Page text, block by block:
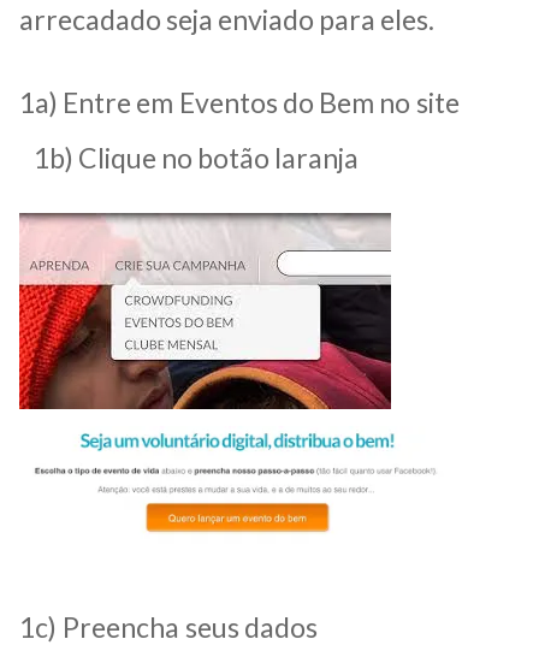
arrecadado seja enviado para eles.
1a) Entre em Eventos do Bem no site
1b) Clique no botão laranja
1c) Preencha seus dados